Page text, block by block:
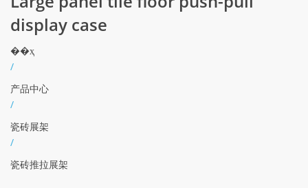
display case
��ҳ
/
产品中心
/
瓷砖展架
/
瓷砖推拉展架